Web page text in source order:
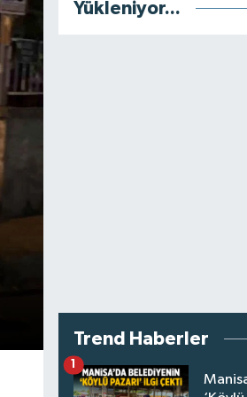
Yükleniyor...
Trend Haberler
1